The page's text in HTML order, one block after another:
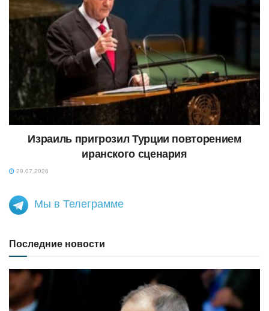
Израиль пригрозил Турции повторением
иранского сценария
29.07.2026
Мы в Телеграмме
Последние новости